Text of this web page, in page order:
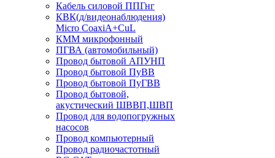
Кабель силовой ППГнг
КВК(д/видеонаблюдения)
Micro CoaxiA+CuL
КММ микрофонный
ПГВА (автомобильный)
Провод бытовой АПУНП
Провод бытовой ПуВВ
Провод бытовой ПуГВВ
Провод бытовой,
акустический ШВВП,ШВП
Провод для водопогружных
насосов
Провод компьютерный
Провод радиочастотный